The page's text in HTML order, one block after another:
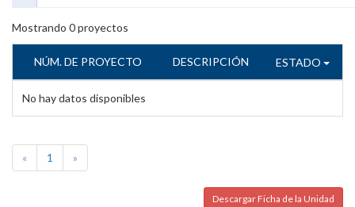
Mostrando 0proyectos
NÚM. DE PROYECTO DESCRIPCIÓN ESTADO
No hay datos disponibles
« 1 »
Descargar Ficha de la Unidad